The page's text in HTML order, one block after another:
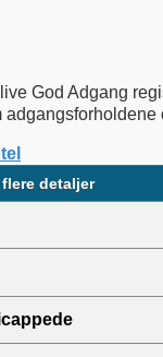
God Adgang
detaljer